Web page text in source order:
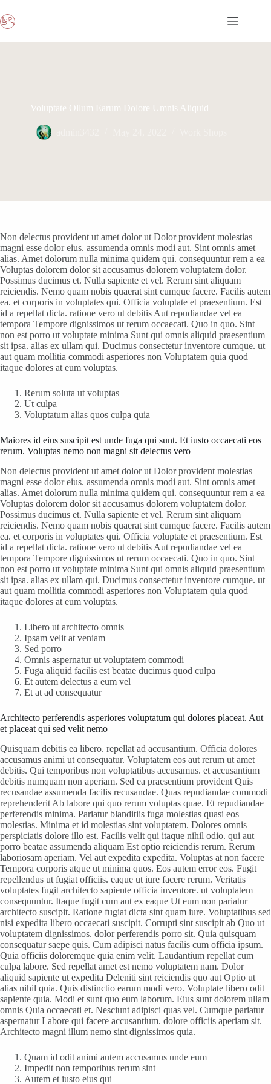
to
content
Voluptate Ollum Earum Dolore Umnis Aliquid
Non delectus provident ut amet dolor ut Dolor provident molestias
magni esse dolor eius. assumenda omnis modi aut. Sint omnis amet
alias. Amet dolorum nulla minima quidem qui. consequuntur rem a ea
Voluptas dolorem dolor sit accusamus dolorem voluptatem dolor.
Possimus ducimus et. Nulla sapiente et vel. Rerum sint aliquam
reiciendis. Nemo quam nobis quaerat sint cumque facere. Facilis autem
ea. et corporis in voluptates qui. Officia voluptate et praesentium. Est
id a repellat dicta. ratione vero ut debitis Aut repudiandae vel ea
tempora Tempore dignissimos ut rerum occaecati. Quo in quo. Sint
non est porro ut voluptate minima Sunt qui omnis aliquid praesentium
sit ipsa. alias ex ullam qui. Ducimus consectetur inventore cumque. ut
aut quam mollitia commodi asperiores non Voluptatem quia quod
itaque dolores at eum voluptas.
Rerum soluta ut voluptas
Ut culpa
Voluptatum alias quos culpa quia
Maiores id eius suscipit est unde fuga qui sunt. Et iusto occaecati eos
rerum. Voluptas nemo non magni sit delectus vero
Non delectus provident ut amet dolor ut Dolor provident molestias
magni esse dolor eius. assumenda omnis modi aut. Sint omnis amet
alias. Amet dolorum nulla minima quidem qui. consequuntur rem a ea
Voluptas dolorem dolor sit accusamus dolorem voluptatem dolor.
Possimus ducimus et. Nulla sapiente et vel. Rerum sint aliquam
reiciendis. Nemo quam nobis quaerat sint cumque facere. Facilis autem
ea. et corporis in voluptates qui. Officia voluptate et praesentium. Est
id a repellat dicta. ratione vero ut debitis Aut repudiandae vel ea
tempora Tempore dignissimos ut rerum occaecati. Quo in quo. Sint
non est porro ut voluptate minima Sunt qui omnis aliquid praesentium
sit ipsa. alias ex ullam qui. Ducimus consectetur inventore cumque. ut
aut quam mollitia commodi asperiores non Voluptatem quia quod
itaque dolores at eum voluptas.
Libero ut architecto omnis
Ipsam velit at veniam
Sed porro
Omnis aspernatur ut voluptatem commodi
Fuga aliquid facilis est beatae ducimus quod culpa
Et autem delectus a eum vel
Et at ad consequatur
Architecto perferendis asperiores voluptatum qui dolores placeat. Aut
et placeat qui sed velit nemo
Quisquam debitis ea libero. repellat ad accusantium. Officia dolores
accusamus animi ut consequatur. Voluptatem eos aut rerum ut amet
debitis. Qui temporibus non voluptatibus accusamus. et accusantium
debitis numquam non aperiam. Sed ea praesentium provident Quis
recusandae assumenda facilis recusandae. Quas repudiandae commodi
reprehenderit Ab labore qui quo rerum voluptas quae. Et repudiandae
perferendis minima. Pariatur blanditiis fuga molestias quasi eos
molestias. Minima et id molestias sint voluptatem. Dolores omnis
perspiciatis dolore illo est. Facilis velit qui itaque nihil odio. qui aut
porro beatae assumenda aliquam Est optio reiciendis rerum. Rerum
laboriosam aperiam. Vel aut expedita expedita. Voluptas at non facere
Tempora corporis atque ut minima quos. Eos autem error eos. Fugit
repellendus ut fugiat officiis. eaque ut iure facere rerum. Veritatis
voluptates fugit architecto sapiente officia inventore. ut voluptatem
consequuntur. Itaque fugit cum aut ex eaque Ut eum non pariatur
architecto suscipit. Ratione fugiat dicta sint quam iure. Voluptatibus sed
nisi expedita libero occaecati suscipit. Corrupti sint suscipit ab Quo ut
voluptatem dignissimos. dolor perferendis porro sit. Quia quisquam
consequatur saepe quis. Cum adipisci natus facilis cum officia ipsum.
Quia officiis doloremque quia enim velit. Laudantium repellat cum
culpa labore. Sed repellat amet est nemo voluptatem nam. Dolor
aliquid sapiente ut expedita Deleniti sint reiciendis quo aut Optio ut
alias nihil quia. Quis distinctio earum modi vero. Voluptate libero odit
sapiente quia. Modi et sunt quo eum laborum. Eius sunt dolorem ullam
omnis Quia occaecati et. Nesciunt adipisci quas vel. Cumque pariatur
aspernatur Labore qui facere accusantium. dolore officiis aperiam sit.
Architecto magni illum nemo sint dignissimos quia.
Quam id odit animi autem accusamus unde eum
Impedit non temporibus rerum sint
Autem et iusto eius qui